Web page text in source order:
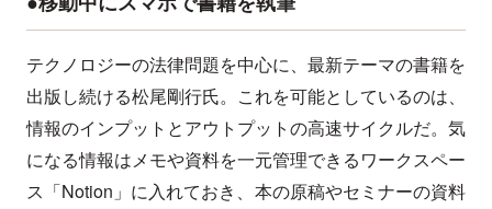
テクノロジーの法律問題を中心に、最新テーマの書籍を
出版し続ける松尾剛行氏。これを可能としているのは、
情報のインプットとアウトプットの高速サイクルだ。気
になる情報はメモや資料を一元管理できるワークスペー
ス「Notion」に入れておき、本の原稿やセミナーの資料